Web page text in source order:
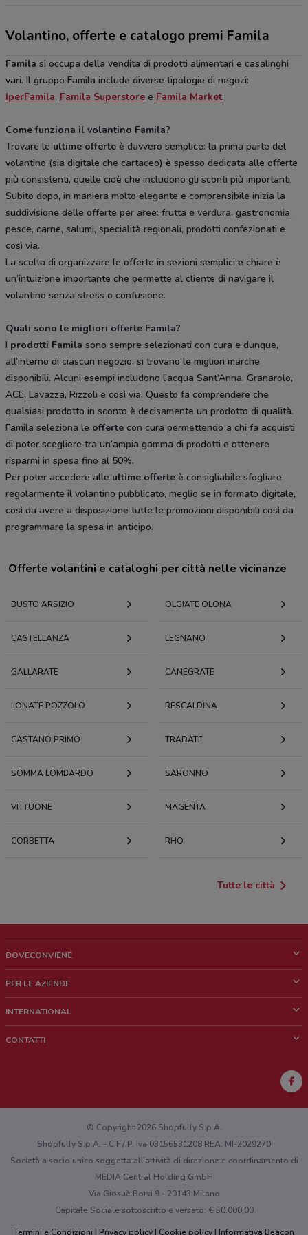
Volantino, offerte e catalogo premi Famila
Famila si occupa della vendita di prodotti alimentari e casalinghi
vari. Il gruppo Famila include diverse tipologie di negozi:
IperFamila, Famila Superstore e Famila Market.
Come funziona il volantino Famila?
Trovare le ultime offerte è davvero semplice: la prima parte del
volantino (sia digitale che cartaceo) è spesso dedicata alle offerte
più consistenti, quelle cioè che includono gli sconti più importanti.
Subito dopo, in maniera molto elegante e comprensibile inizia la
suddivisione delle offerte per aree: frutta e verdura, gastronomia,
pesce, carne, salumi, specialità regionali, prodotti confezionati e
così via.
La scelta di organizzare le offerte in sezioni semplici e chiare è
un’intuizione importante che permette al cliente di navigare il
volantino senza stress o confusione.
Quali sono le migliori offerte Famila?
I prodotti Famila sono sempre selezionati con cura e dunque,
all’interno di ciascun negozio, si trovano le migliori marche
disponibili. Alcuni esempi includono l’acqua Sant’Anna, Granarolo,
ACE, Lavazza, Rizzoli e così via. Questo fa comprendere che
qualsiasi prodotto in sconto è decisamente un prodotto di qualità.
Famila seleziona le offerte con cura permettendo a chi fa acquisti
di poter scegliere tra un’ampia gamma di prodotti e ottenere
risparmi in spesa fino al 50%.
Per poter accedere alle ultime offerte è consigliabile sfogliare
regolarmente il volantino pubblicato, meglio se in formato digitale,
così da avere a disposizione tutte le promozioni disponibili così da
programmare la spesa in anticipo.
Offerte volantini e cataloghi per città nelle vicinanze
BUSTO ARSIZIO OLGIATE OLONA
CASTELLANZA LEGNANO
GALLARATE CANEGRATE
LONATE POZZOLO RESCALDINA
CÀSTANO PRIMO TRADATE
SOMMA LOMBARDO SARONNO
VITTUONE MAGENTA
CORBETTA RHO
Tutte le città
DOVECONVIENE
Chi siamo
Lavora con noi
PER LE AZIENDE
Richieste commerciali e marketing
INTERNATIONAL
CONTATTI
Hai un malfunzionamento sul web o sull'app?
© Copyright 2026 Shopfully S.p.A.
Shopfully S.p.A. - C.F / P. Iva 03156531208 REA: MI-2029270
Società a socio unico soggetta all’attività di direzione e coordinamento di
MEDIA Central Holding GmbH
Via Giosuè Borsi 9 - 20143 Milano
Capitale Sociale sottoscritto e versato: € 50.000,00
Termini e Condizioni
Privacy policy Cookie policy Informativa Beacon